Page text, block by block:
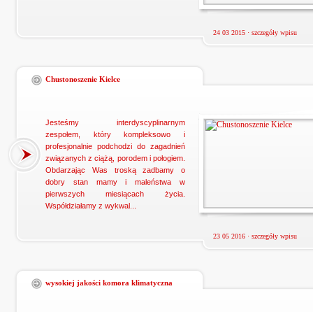
24 03 2015 · szczegóły wpisu
Chustonoszenie Kielce
Jesteśmy interdyscyplinarnym
zespołem, który kompleksowo i
profesjonalnie podchodzi do zagadnień
związanych z ciążą, porodem i połogiem.
Obdarzając Was troską zadbamy o
dobry stan mamy i maleństwa w
pierwszych miesiącach życia.
Współdziałamy z wykwal...
23 05 2016 · szczegóły wpisu
wysokiej jakości komora klimatyczna